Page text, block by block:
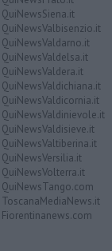
QuiNewsSiena.it
QuiNewsValbisenzio.it
QuiNewsValdarno.it
QuiNewsValdelsa.it
QuiNewsValdera.it
QuiNewsValdichiana.it
QuiNewsValdicornia.it
QuiNewsValdinievole.it
QuiNewsValdisieve.it
QuiNewsValtiberina.it
QuiNewsVersilia.it
QuiNewsVolterra.it
QuiNewsTango.com
ToscanaMediaNews.it
Fiorentinanews.com